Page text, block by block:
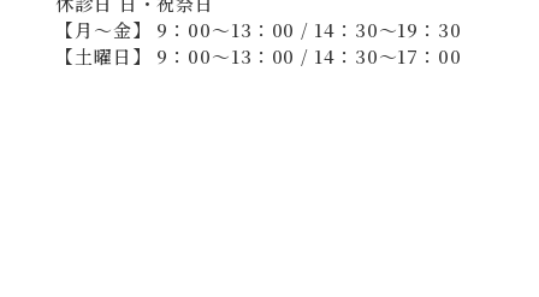
【月〜金】 9：00〜13：00 / 14：30〜19：30
【土曜日】 9：00〜13：00 / 14：30〜17：00